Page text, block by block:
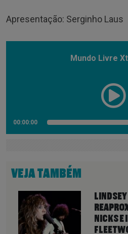
Apresentação: Serginho Laus
Mundo Livre
00:00:00
VEJA TAMBÉM
NICKS E